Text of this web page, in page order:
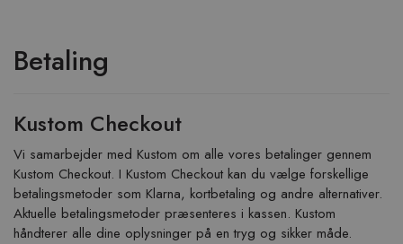
Betaling
Kustom Checkout
Vi samarbejder med Kustom om alle vores betalinger gennem
Kustom Checkout. I Kustom Checkout kan du vælge forskellige
betalingsmetoder som Klarna, kortbetaling og andre alternativer.
Aktuelle betalingsmetoder præsenteres i kassen. Kustom
håndterer alle dine oplysninger på en tryg og sikker måde.